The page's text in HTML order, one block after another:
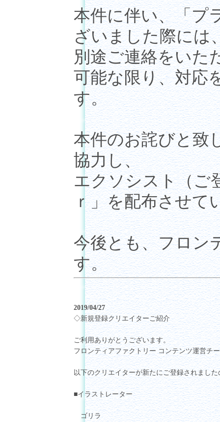
本件に伴い、「プ
ざいました際には
別途ご連絡をいた
可能な限り、対応
す。
本件のお詫びと致
協力し、
エクソシスト（ご
ｒ」を配布させて
今後とも、フロン
す。
2019/04/27
◇新規登録クリエイターご紹介
ご利用ありがとうございます。
フロンティアファクトリー コンテンツ運営チ
以下のクリエイターが新たにご登録されまし
■イラストレーター
ゴリラ